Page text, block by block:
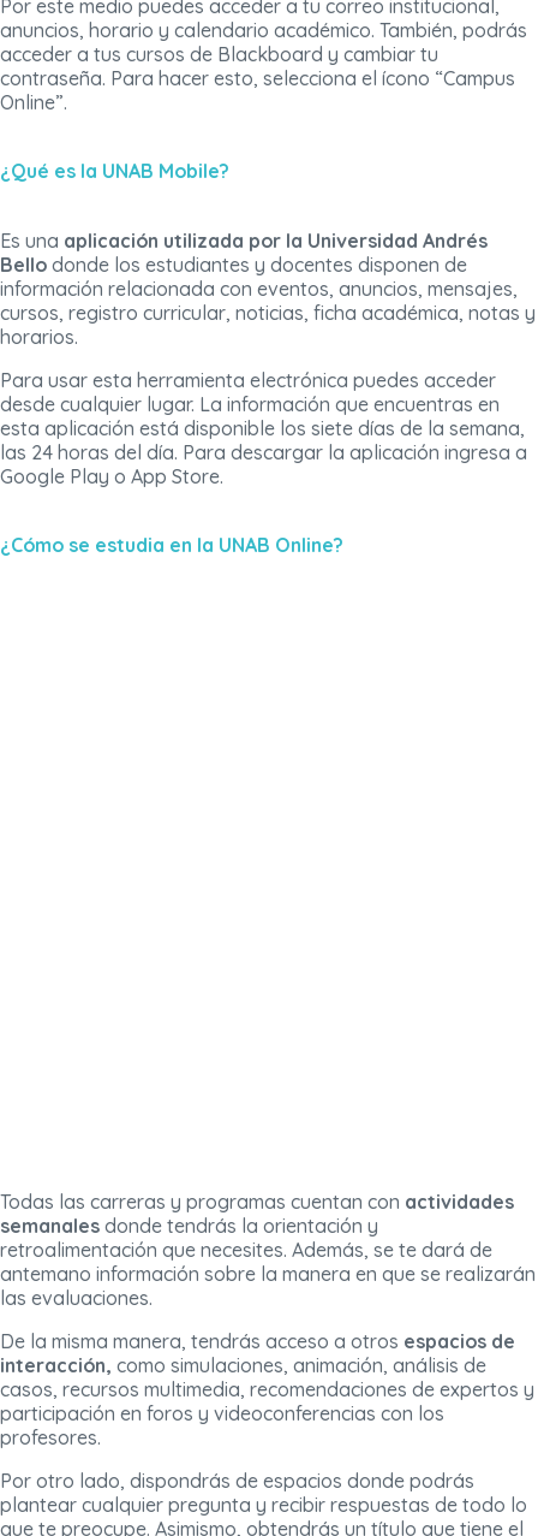
Por este medio puedes acceder a tu correo institucional,
anuncios, horario y calendario académico. También, podrás
acceder a tus cursos de Blackboard y cambiar tu
contraseña. Para hacer esto, selecciona el ícono “Campus
Online”.
¿Qué es la UNAB Mobile?
Es una aplicación utilizada por la Universidad Andrés
Bello donde los estudiantes y docentes disponen de
información relacionada con eventos, anuncios, mensajes,
cursos, registro curricular, noticias, ficha académica, notas y
horarios.
Para usar esta herramienta electrónica puedes acceder
desde cualquier lugar. La información que encuentras en
esta aplicación está disponible los siete días de la semana,
las 24 horas del día. Para descargar la aplicación ingresa a
Google Play o App Store.
¿Cómo se estudia en la UNAB Online?
Todas las carreras y programas cuentan con actividades
semanales donde tendrás la orientación y
retroalimentación que necesites. Además, se te dará de
antemano información sobre la manera en que se realizarán
las evaluaciones.
De la misma manera, tendrás acceso a otros espacios de
interacción, como simulaciones, animación, análisis de
casos, recursos multimedia, recomendaciones de expertos y
participación en foros y videoconferencias con los
profesores.
Por otro lado, dispondrás de espacios donde podrás
plantear cualquier pregunta y recibir respuestas de todo lo
que te preocupe. Asimismo, obtendrás un título que tiene el